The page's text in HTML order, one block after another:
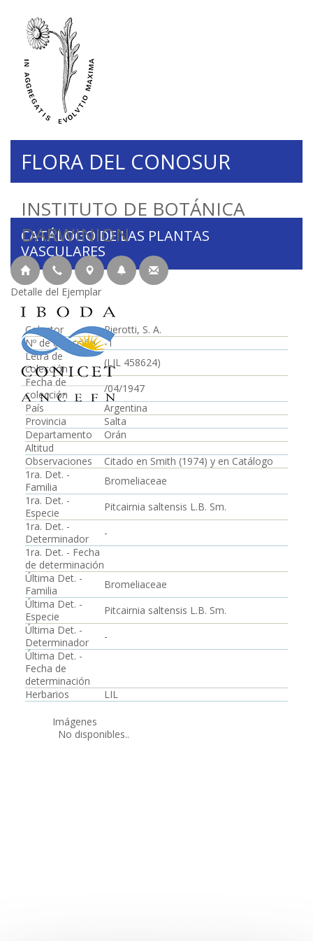
INSTITUTO DE BOTÁNICA
DARWINION
FLORA DEL CONOSUR
CATÁLOGO DE LAS PLANTAS
VASCULARES
Detalle del Ejemplar
Colector
Pierotti, S. A.
Nº de colección
-1
Letra de
colección
(LIL 458624)
Fecha de
colección
/04/1947
País
Argentina
Provincia
Salta
Departamento
Orán
Altitud
Observaciones
Citado en Smith (1974) y en Catálogo
1ra. Det. -
Familia
Bromeliaceae
1ra. Det. -
Especie
Pitcairnia saltensis L.B. Sm.
1ra. Det. -
Determinador
-
1ra. Det. - Fecha
de determinación
Última Det. -
Familia
Bromeliaceae
Última Det. -
Especie
Pitcairnia saltensis L.B. Sm.
Última Det. -
Determinador
-
Última Det. -
Fecha de
determinación
Herbarios
LIL
Imágenes
No disponibles..